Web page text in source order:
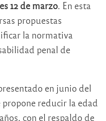
12 de marzo . En esta
propuestas
la normativa
penal de
en junio del
reducir la edad
con el respaldo de